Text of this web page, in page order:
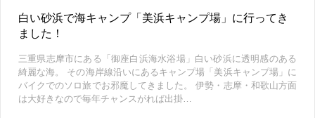
白い砂浜で海キャンプ「美浜キャンプ場」に行ってき
ました！
三重県志摩市にある「御座白浜海水浴場」白い砂浜に透明感のある
綺麗な海。 その海岸線沿いにあるキャンプ場「美浜キャンプ場」に
バイクでのソロ旅でお邪魔してきました。 伊勢・志摩・和歌山方面
は大好きなので毎年チャンスがれば出掛…